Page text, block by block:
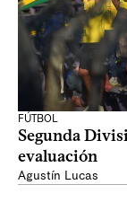
FÚTBOL
Segunda
evaluación
Agustín Lucas